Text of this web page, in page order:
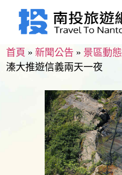
首頁 » 新聞公告 » 景區動態
溱大推遊信義兩天一夜